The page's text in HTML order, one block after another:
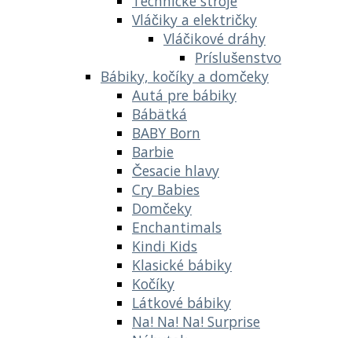
Vláčiky a električky
Vláčikové dráhy
Príslušenstvo
Bábiky, kočíky a domčeky
Autá pre bábiky
Bábätká
BABY Born
Barbie
Česacie hlavy
Cry Babies
Domčeky
Enchantimals
Kindi Kids
Klasické bábiky
Kočíky
Látkové bábiky
Na! Na! Na! Surprise